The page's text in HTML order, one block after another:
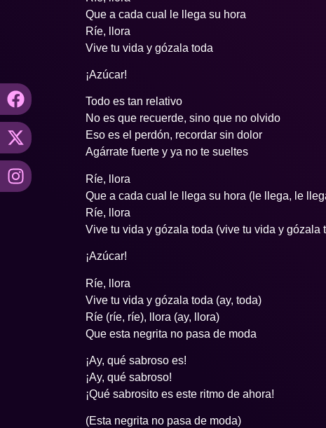
Que a cada cual le llega su hora
Ríe, llora
Vive tu vida y gózala toda
¡Azúcar!
Todo es tan relativo
No es que recuerde, sino que no olvido
Eso es el perdón, recordar sin dolor
Agárrate fuerte y ya no te sueltes
Ríe, llora
Que a cada cual le llega su hora (le llega, le
Ríe, llora
Vive tu vida y gózala toda (vive tu vida y gózala
¡Azúcar!
Ríe, llora
Vive tu vida y gózala toda (ay, toda)
Ríe (ríe, ríe), llora (ay, llora)
Que esta negrita no pasa de moda
¡Ay, qué sabroso es!
¡Ay, qué sabroso!
¡Qué sabrosito es este ritmo de ahora!
(Esta negrita no pasa de moda)